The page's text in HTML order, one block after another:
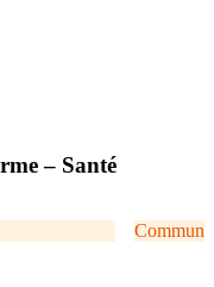
– Santé